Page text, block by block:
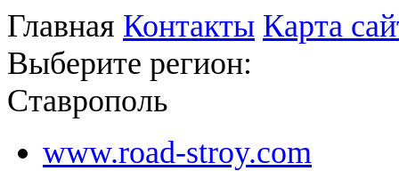
Главная Контакты Карта
Выберите регион:
Ставрополь
www.road-stroy.com